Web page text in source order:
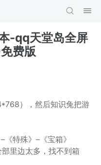
-qq天堂岛全屏
费版
），然后知识兔把游
特殊》–《宝箱》
部里边太多，找不到箱